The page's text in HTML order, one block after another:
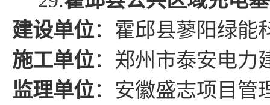
建设单位：霍邱县蓼阳绿能
施工单位： 郑州市泰安电力
监理单位： 安徽盛志项目管